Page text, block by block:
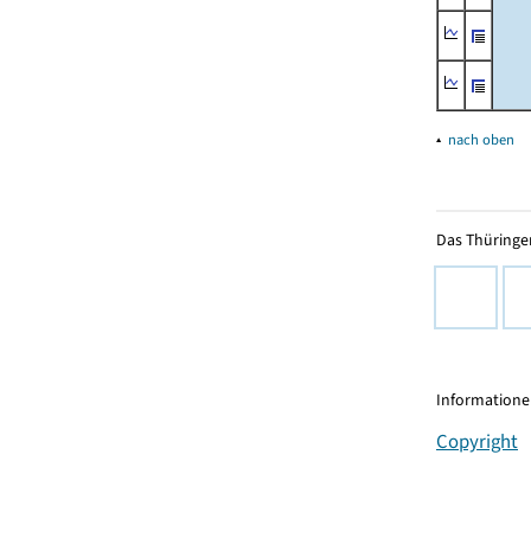
▴ nach oben
Das
Copyright